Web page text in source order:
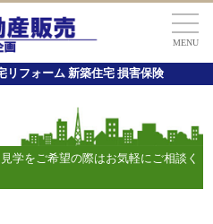
MENU
リフォーム 新築住宅 損害保険
学をご希望の際はお気軽にご相談く